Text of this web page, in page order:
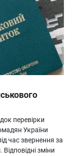
перевірки
України
час звернення за
зміни